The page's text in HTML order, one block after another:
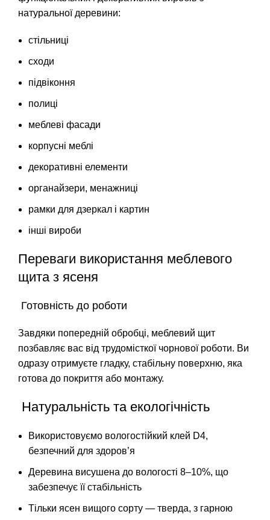
натуральної деревини:
стільниці
сходи
підвіконня
полиці
меблеві фасади
корпусні меблі
декоративні елементи
органайзери, менажниці
рамки для дзеркал і картин
інші вироби
Переваги використання меблевого
щита з ясеня
Готовність до роботи
Завдяки попередній обробці, меблевий щит
позбавляє вас від трудомісткої чорнової роботи. Ви
одразу отримуєте гладку, стабільну поверхню, яка
готова до покриття або монтажу.
Натуральність та екологічність
Використовуємо вологостійкий клей D4,
безпечний для здоров’я
Деревина висушена до вологості 8–10%, що
забезпечує її стабільність
Тільки ясен вищого сорту — тверда, з гарною